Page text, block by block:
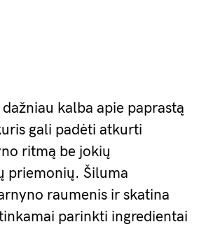
kalba apie paprastą
gali padėti atkurti
ritmą be jokių
priemonių. Šiluma
raumenis ir skatina
parinkti ingredientai